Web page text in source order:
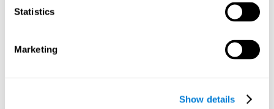
Statistics
Marketing
Show details
төвөгтэй технологи, харилцан хамаарал бүхий мэдлэгийг
өгч чадвал бид
хэмнэх нөхцлийг
болон макро эсийн түвшинд тархины үйл ажиллагаатай
холбоотой сургалтыг харж болно.Танин мэдэхүйн
нутгууд нь тархинд ямар нэгэн гажуудлыг төлөөлж буй